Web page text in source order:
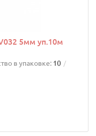
5мм уп.10м
в упаковке: 10